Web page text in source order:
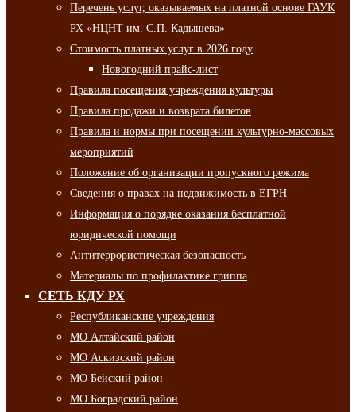
Перечень услуг, оказываемых на платной основе ГАУК
РХ «НЦНТ им. С.П. Кадышева»
Стоимость платных услуг в 2026 году
Новогодний прайс-лист
Правила посещения учреждения культуры
Правила продажи и возврата билетов
Правила и нормы при посещении культурно-массовых
мероприятий
Положение об организации пропускного режима
Сведения о правах на недвижимость в ЕГРН
Информация о порядке оказания бесплатной
юридической помощи
Антитеррористическая безопасность
Материалы по профилактике гриппа
СЕТЬ КДУ РХ
Республиканские учреждения
МО Алтайский район
МО Аскизский район
МО Бейский район
МО Боградский район